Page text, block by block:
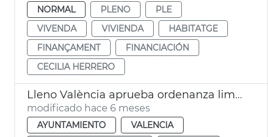
NORMAL
PLENO
PLE
VIVENDA
VIVIENDA
HABITATGE
FINANÇAMENT
FINANCIACIÓN
CECILIA HERRERO
Lleno València aprueba ordenanza limpia recogida residuos
modificado hace 6 meses
AYUNTAMIENTO
VALENCIA